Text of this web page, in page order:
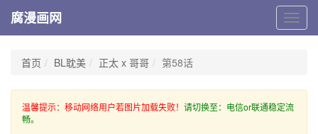
腐
漫
腐漫画网
首页 BL耽美 正太 x 哥哥 第58话
温馨提示：移动网络用户若图片加载失败！ 请切换至：电信or联通稳定流
畅。